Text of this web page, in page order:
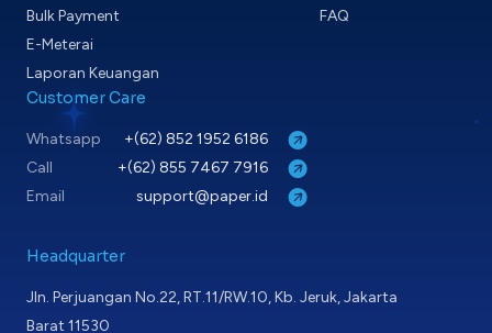
Bulk Payment
E-Meterai
Laporan Keuangan
FAQ
Customer Care
Whatsapp
+(62) 852 1952 6186
Call
+(62) 855 7467 7916
Email
support@paper.id
Headquarter
Jln. Perjuangan No.22, RT.11/RW.10, Kb. Jeruk, Jakarta
Barat 11530